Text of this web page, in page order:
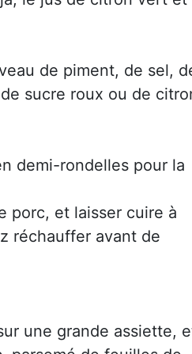
de piment, de sel,
sucre roux ou de
demi-rondelles pour la
porc, et laisser cuire à
réchauffer avant de
une grande assiette,